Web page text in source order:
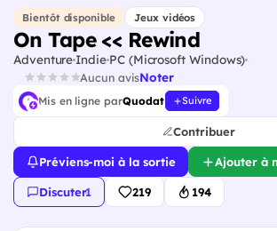
Bientôt disponible Jeux vidéos
On Tape << Rewind
Adventure Indie PC (Microsoft Windows)
Aucun avisNoter
Mis en ligne parQuodat Suivre
Contribuer
Préviens-moi à la sortie Ajouter à
Discuter·1 219 194